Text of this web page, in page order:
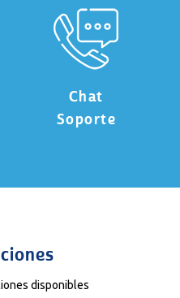
Chat
Soporte
disponibles